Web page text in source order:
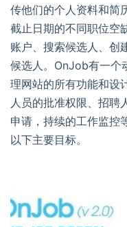
传他们的个人资料和简
截止日期的不同职位空
账户、搜索候选人、创
候选人。OnJob有一个
理网站的所有功能和设
人员的批准权限、招聘
申请，持续的工作监控
以下主要目标。